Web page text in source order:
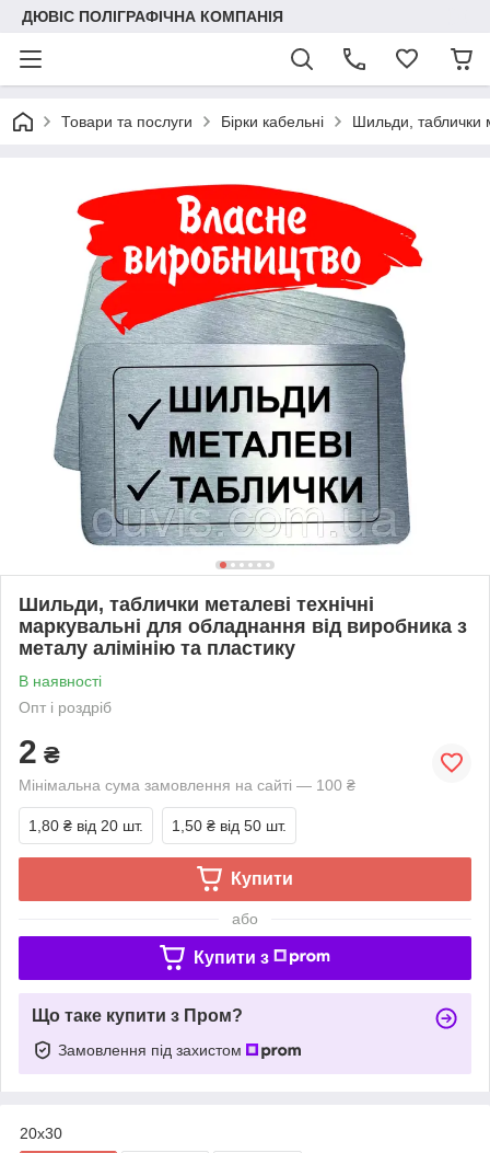
ДЮВІС ПОЛІГРАФІЧНА КОМПАНІЯ
Товари та послуги Бірки кабельні Шильди, таблички
Шильди, таблички металеві технічні
маркувальні для обладнання від виробника з
металу алімінію та пластику
В наявності
Опт і роздріб
2 ₴
Мінімальна сума замовлення на сайті — 100 ₴
1,80 ₴ від 20 шт. 1,50 ₴ від 50 шт.
Купити
або
Купити з
Що таке купити з Пром?
Замовлення під захистом
20х30